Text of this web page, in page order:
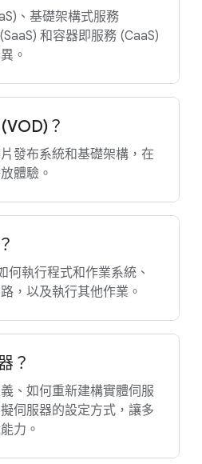
、基礎架構式服務
和容器即服務 (CaaS)
。
？
發布系統和基礎架構，在
體驗。
何執行程式和作業系統、
，以及執行其他作業。
？
、如何重新建構實體伺服
伺服器的設定方式，讓多
力。